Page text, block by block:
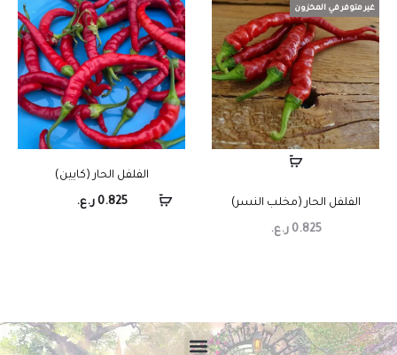
غير متوفر في المخزون
الفلفل الحار (مخلب النسر)
0.825 ر.ع.
الفلفل الحار (كايين)
0.825 ر.ع.